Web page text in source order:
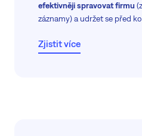
efektivněji spravovat firmu
záznamy) a udržet se před
Zjistit více